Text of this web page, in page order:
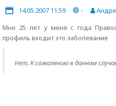
14.05.2007 11:59 -
Мне 25 лет у меня с года
профиль входит это заболевание
Нет. К сожалению в данном